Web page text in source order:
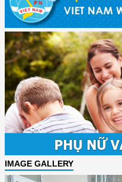
IMAGE GALLERY